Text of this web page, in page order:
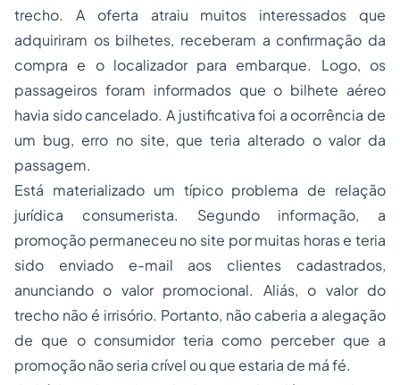
trecho. A oferta atraiu muitos interessados que
adquiriram os bilhetes, receberam a confirmação da
compra e o localizador para embarque. Logo, os
passageiros foram informados que o bilhete aéreo
havia sido cancelado. A justificativa foi a ocorrência de
um bug, erro no site, que teria alterado o valor da
passagem.
Está materializado um típico problema de relação
jurídica consumerista. Segundo informação, a
promoção permaneceu no site por muitas horas e teria
sido enviado e-mail aos clientes cadastrados,
anunciando o valor promocional. Aliás, o valor do
trecho não é irrisório. Portanto, não caberia a alegação
de que o consumidor teria como perceber que a
promoção não seria crível ou que estaria de má fé.